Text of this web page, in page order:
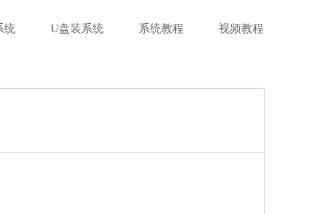
统 U盘装系统 系统教程 视频教程